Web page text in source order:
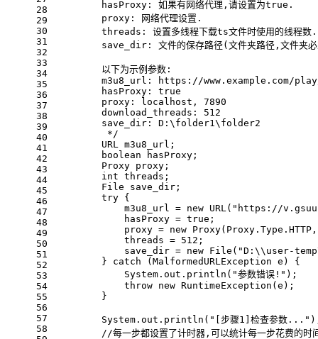
28
29
30
31
32
33
34
35
36
37
38
39
40
41
42
43
44
45
46
47
48
49
50
51
52
53
54
55
56
57
58
        hasProxy: 如果有网络代理,请设置为true.
        proxy: 网络代理设置.
        threads: 设置多线程下载ts文件时使用的线程数.
save_dir: 文件的保存路径(文件夹路径,文件夹必
        以下为示例参数:
m3u8_url: https://www.example.com/
        hasProxy: true
        proxy: localhost, 7890
        download_threads: 512
        save_dir: D:\folder1\folder2
         */
        URL m3u8_url;
boolean hasProxy;
        Proxy proxy;
int threads;
        File save_dir;
try {
            m3u8_url =
new URL ( "https://
            hasProxy =
true ;
            proxy =
new Proxy
            threads =
512 ;
            save_dir =
new File ( "D:\\user-
        }
catch (MalformedURLException e) {
            System.out.println(
"参数错误!" );
throw new RuntimeException (e);
        }
        System.out.println(
"[步骤1]检查参数..."
//每一步都设置了计时器,可以统计每一步花费的时